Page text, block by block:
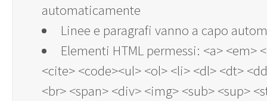
automaticamente
Linee e paragrafi vanno a capo
Elementi HTML permessi: <a> <em>
<cite> <code><ul> <ol> <li> <dl> <dt>
<br> <span> <div> <img> <sub> <sup>